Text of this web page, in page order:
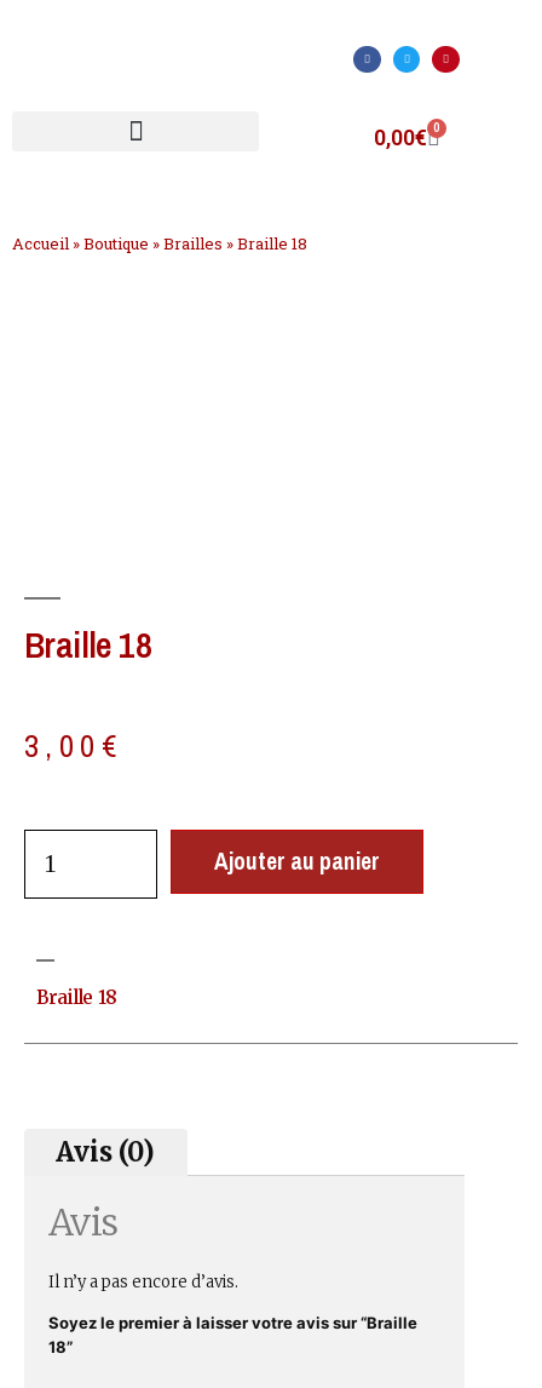
0,00€ 0
Accueil »Boutique »Brailles »Braille 18
Braille 18
3,00 €
Ajouter au panier
Braille 18
Avis (0)
Avis
Il n’y a pas encore d’avis.
Soyez le premier à laisser votre avis sur “Braille
18”